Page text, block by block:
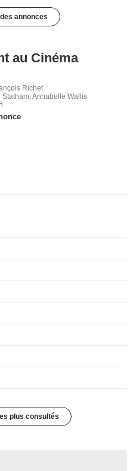
annonces
au Cinéma
Richet
Statham, Annabelle Wallis
plus consultés